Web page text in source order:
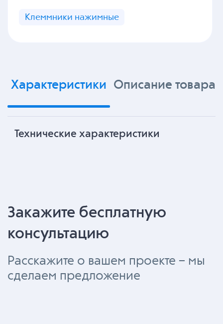
Клеммники нажимные
Характеристики Описание товара
Технические характеристики
Закажите бесплатную
консультацию
Расскажите о вашем проекте – мы
сделаем предложение